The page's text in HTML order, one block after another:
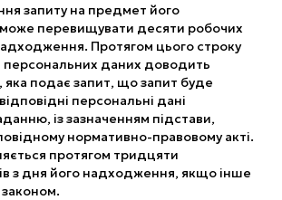
запиту на предмет його
перевищувати десяти робочих
Протягом цього строку
персональних даних доводить
яка подає запит, що запит буде
персональні дані
із зазначенням підстави,
нормативно-правовому акті.
протягом тридцяти
з дня його надходження, якщо інше